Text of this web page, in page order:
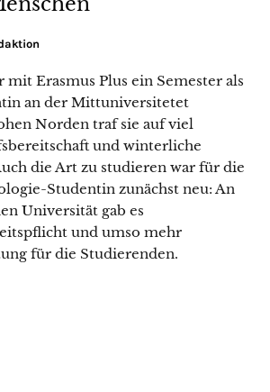
mit Erasmus Plus ein Semester als
an der Mittuniversitetet
Norden traf sie auf viel
und winterliche
die Art zu studieren war für die
Studentin zunächst neu: An
Universität gab es
und umso mehr
für die Studierenden.